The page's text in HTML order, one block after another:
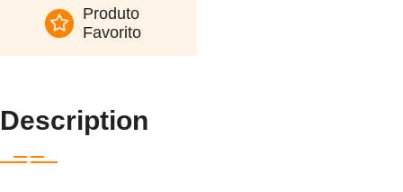
Produto
Favorito
Description